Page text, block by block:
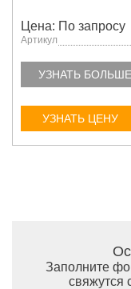
Цена: По запросу
Артикул
УЗНАТЬ БОЛЬШЕ
УЗНАТЬ ЦЕНУ
Заполните
свяжутся